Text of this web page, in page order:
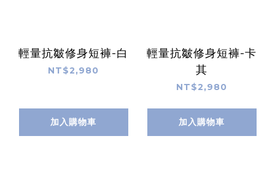
輕量抗皺修身短褲-白
NT$2,980
加入購物車
輕量抗皺修身短褲-卡
其
NT$2,980
加入購物車